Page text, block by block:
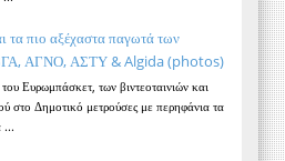
τα πιο αξέχαστα παγωτά των
ΑΓΝΟ, ΑΣΤΥ & Algida (photos)
Ευρωμπάσκετ, των βιντεοταινιών και
στο Δημοτικό μετρούσες με περηφάνια τα
...